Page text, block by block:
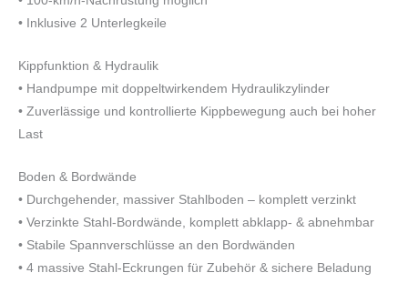
• Inklusive 2 Unterlegkeile
Kippfunktion & Hydraulik
• Handpumpe mit doppeltwirkendem Hydraulikzylinder
• Zuverlässige und kontrollierte Kippbewegung auch bei hoher
Last
Boden & Bordwände
• Durchgehender, massiver Stahlboden – komplett verzinkt
• Verzinkte Stahl-Bordwände, komplett abklapp- & abnehmbar
• Stabile Spannverschlüsse an den Bordwänden
• 4 massive Stahl-Eckrungen für Zubehör & sichere Beladung